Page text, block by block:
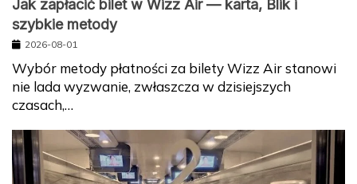
Jak zapłacić bilet w Wizz Air — karta, Blik i
szybkie metody
2026-08-01
Wybór metody płatności za bilety Wizz Air stanowi
nie lada wyzwanie, zwłaszcza w dzisiejszych
czasach,…